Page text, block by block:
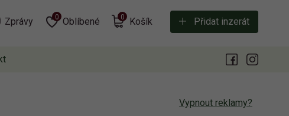
Zprávy Oblíbené
0 Košík
0 Přidat inzerát
Vypnout reklamy?